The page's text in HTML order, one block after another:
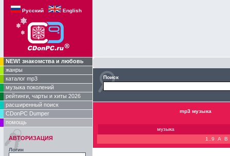
Русский English
NEW! знакомства и любовь
жанры
каталог mp3
музыка поколений
рейтинги, чарты и хиты 2026
расширенный поиск
CDonPC Dumper
помощь
АВТОРИЗАЦИЯ
Логин
Поиск
mp3 музыка
музыка
1..9
A B